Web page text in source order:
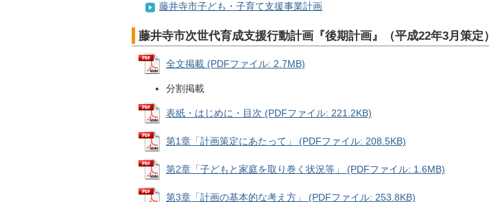
藤井寺市子ども・子育て支援事業計画
藤井寺市次世代育成支援行動計画『後期計画』（平成22年3月策定）
全文掲載 (PDFファイル: 2.7MB)
分割掲載
表紙・はじめに・目次 (PDFファイル: 221.2KB)
第1章「計画策定にあたって」 (PDFファイル: 208.5KB)
第2章「子どもと家庭を取り巻く状況等」 (PDFファイル: 1.6MB)
第3章「計画の基本的な考え方」 (PDFファイル: 253.8KB)